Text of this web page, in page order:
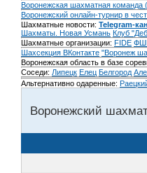
Воронежская шахматная команда
Воронежский онлайн-турнир в
Шахматные новости: Telegram-
Шахматы. Новая Усмань Клуб
Шахматные организации: FIDE
Шахсекция ВКонтакте "Воронеж
Воронежская область в базе
Соседи: Липецк Елец Белгород
Альтернативно одаренные:
Воронежский